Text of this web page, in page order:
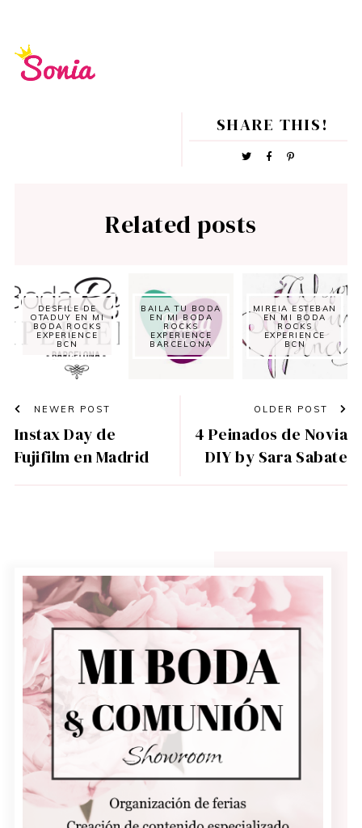
SHARE THIS!
Related posts
DESFILE DE
OTADUY EN MI
BODA ROCKS
EXPERIENCE
BCN
BAILA TU BODA
EN MI BODA
ROCKS
EXPERIENCE
BARCELONA
MIREIA ESTEBAN
EN MI BODA
ROCKS
EXPERIENCE
BCN
NEWER POST
Instax Day de
Fujifilm en Madrid
OLDER POST
4 Peinados de Novia
DIY by Sara Sabate